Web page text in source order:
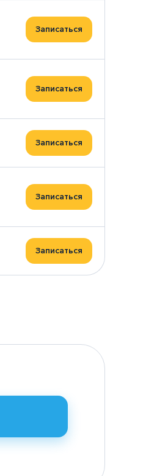
Записаться
Записаться
Записаться
Записаться
Записаться